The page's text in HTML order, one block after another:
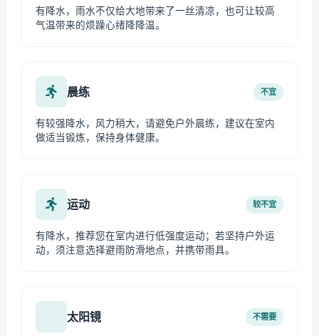
有降水，雨水不仅给大地带来了一丝清凉，也可让较高
气温带来的烦躁心绪降降温。
晨练 不宜
有较强降水，风力稍大，请避免户外晨练，建议在室内
做适当锻炼，保持身体健康。
运动 较不宜
有降水，推荐您在室内进行低强度运动；若坚持户外运
动，须注意选择避雨防滑地点，并携带雨具。
太阳镜 不需要